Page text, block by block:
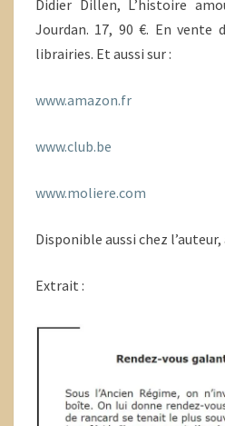
Didier Dillen, L’histoire
Jourdan. 17, 90 €. En vente
librairies. Et aussi sur :
www.amazon.fr
www.club.be
www.moliere.com
Disponible aussi chez l’auteur,
Extrait :